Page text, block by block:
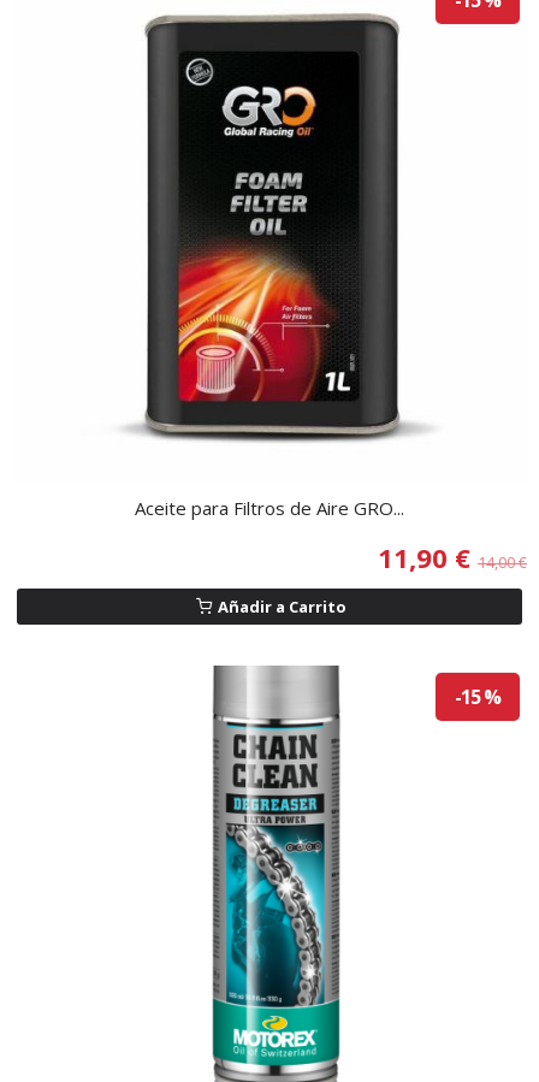
Aceite para Filtros de Aire GRO...
11,90 € 14,00 €
Añadir a Carrito
-15 %